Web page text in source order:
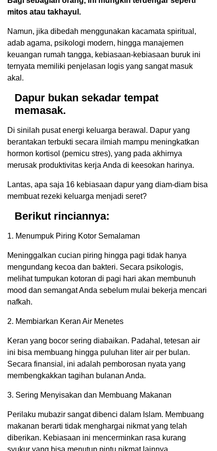
mitos atau takhayul.
Namun, jika dibedah menggunakan kacamata spiritual,
adab agama, psikologi modern, hingga manajemen
keuangan rumah tangga, kebiasaan-kebiasaan buruk ini
ternyata memiliki penjelasan logis yang sangat masuk
akal.
Dapur bukan sekadar tempat
memasak.
Di sinilah pusat energi keluarga berawal. Dapur yang
berantakan terbukti secara ilmiah mampu meningkatkan
hormon kortisol (pemicu stres), yang pada akhirnya
merusak produktivitas kerja Anda di keesokan harinya.
Lantas, apa saja 16 kebiasaan dapur yang diam-diam bisa
membuat rezeki keluarga menjadi seret?
Berikut rinciannya:
1. Menumpuk Piring Kotor Semalaman
Meninggalkan cucian piring hingga pagi tidak hanya
mengundang kecoa dan bakteri. Secara psikologis,
melihat tumpukan kotoran di pagi hari akan membunuh
mood dan semangat Anda sebelum mulai bekerja mencari
nafkah.
2. Membiarkan Keran Air Menetes
Keran yang bocor sering diabaikan. Padahal, tetesan air
ini bisa membuang hingga puluhan liter air per bulan.
Secara finansial, ini adalah pemborosan nyata yang
membengkakkan tagihan bulanan Anda.
3. Sering Menyisakan dan Membuang Makanan
Perilaku mubazir sangat dibenci dalam Islam. Membuang
makanan berarti tidak menghargai nikmat yang telah
diberikan. Kebiasaan ini mencerminkan rasa kurang